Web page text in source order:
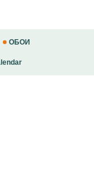
ОБОИ